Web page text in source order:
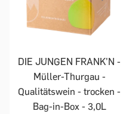
DIE JUNGEN FRANK'N -
Müller-Thurgau -
Qualitätswein - trocken -
Bag-in-Box - 3,0L